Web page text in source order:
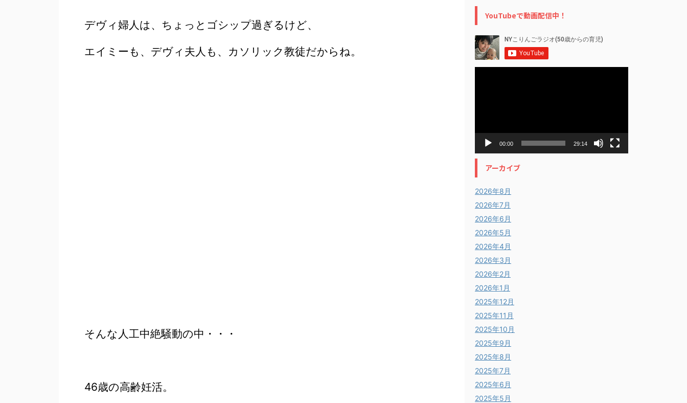
デヴィ婦人は、ちょっとゴシップ過ぎるけど、
エイミーも、デヴィ夫人も、カソリック教徒だからね。
そんな人工中絶騒動の中・・・
46歳の高齢妊活。
YouTubeで動画配信中！
00:00 29:14
アーカイブ
2026年8月
2026年7月
2026年6月
2026年5月
2026年4月
2026年3月
2026年2月
2026年1月
2025年12月
2025年11月
2025年10月
2025年9月
2025年8月
2025年7月
2025年6月
2025年5月